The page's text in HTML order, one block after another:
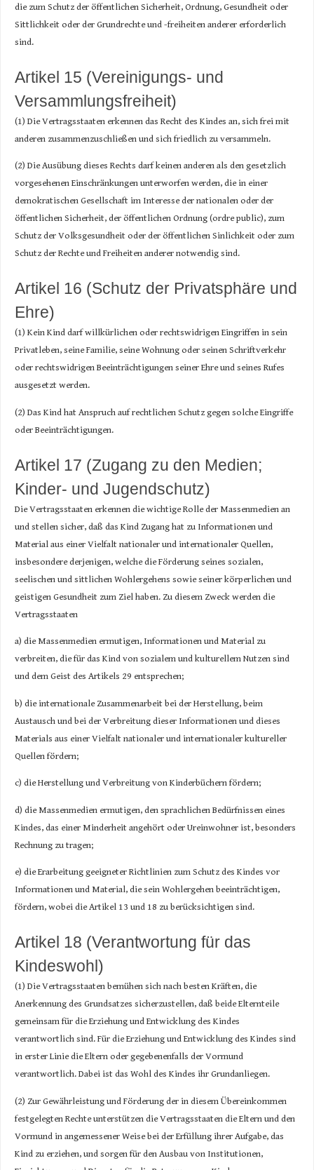
die zum Schutz der öffentlichen Sicherheit, Ordnung, Gesundheit oder
Sittlichkeit oder der Grundrechte und -freiheiten anderer erforderlich
sind.
Artikel 15 (Vereinigungs- und
Versammlungsfreiheit)
(1) Die Vertragsstaaten erkennen das Recht des Kindes an, sich frei mit
anderen zusammenzuschließen und sich friedlich zu versammeln.
(2) Die Ausübung dieses Rechts darf keinen anderen als den gesetzlich
vorgesehenen Einschränkungen unterworfen werden, die in einer
demokratischen Gesellschaft im Interesse der nationalen oder der
öffentlichen Sicherheit, der öffentlichen Ordnung (ordre public), zum
Schutz der Volksgesundheit oder der öffentlichen Sinlichkeit oder zum
Schutz der Rechte und Freiheiten anderer notwendig sind.
Artikel 16 (Schutz der Privatsphäre und
Ehre)
(1) Kein Kind darf willkürlichen oder rechtswidrigen Eingriffen in sein
Privatleben, seine Familie, seine Wohnung oder seinen Schriftverkehr
oder rechtswidrigen Beeinträchtigungen seiner Ehre und seines Rufes
ausgesetzt werden.
(2) Das Kind hat Anspruch auf rechtlichen Schutz gegen solche Eingriffe
oder Beeinträchtigungen.
Artikel 17 (Zugang zu den Medien;
Kinder- und Jugendschutz)
Die Vertragsstaaten erkennen die wichtige Rolle der Massenmedien an
und stellen sicher, daß das Kind Zugang hat zu Informationen und
Material aus einer Vielfalt nationaler und internationaler Quellen,
insbesondere derjenigen, welche die Förderung seines sozialen,
seelischen und sittlichen Wohlergehens sowie seiner körperlichen und
geistigen Gesundheit zum Ziel haben. Zu diesem Zweck werden die
Vertragsstaaten
a) die Massenmedien ermutigen, Informationen und Material zu
verbreiten, die für das Kind von sozialem und kulturellem Nutzen sind
und dem Geist des Artikels 29 entsprechen;
b) die internationale Zusammenarbeit bei der Herstellung, beim
Austausch und bei der Verbreitung dieser Informationen und dieses
Materials aus einer Vielfalt nationaler und internationaler kultureller
Quellen fördern;
c) die Herstellung und Verbreitung von Kinderbüchern fördern;
d) die Massenmedien ermutigen, den sprachlichen Bedürfnissen eines
Kindes, das einer Minderheit angehört oder Ureinwohner ist, besonders
Rechnung zu tragen;
e) die Erarbeitung geeigneter Richtlinien zum Schutz des Kindes vor
Informationen und Material, die sein Wohlergehen beeinträchtigen,
fördern, wobei die Artikel 13 und 18 zu berücksichtigen sind.
Artikel 18 (Verantwortung für das
Kindeswohl)
(1) Die Vertragsstaaten bemühen sich nach besten Kräften, die
Anerkennung des Grundsatzes sicherzustellen, daß beide Elternteile
gemeinsam für die Erziehung und Entwicklung des Kindes
verantwortlich sind. Für die Erziehung und Entwicklung des Kindes sind
in erster Linie die Eltern oder gegebenenfalls der Vormund
verantwortlich. Dabei ist das Wohl des Kindes ihr Grundanliegen.
(2) Zur Gewährleistung und Förderung der in diesem Übereinkommen
festgelegten Rechte unterstützen die Vertragsstaaten die Eltern und den
Vormund in angemessener Weise bei der Erfüllung ihrer Aufgabe, das
Kind zu erziehen, und sorgen für den Ausbau von Institutionen,